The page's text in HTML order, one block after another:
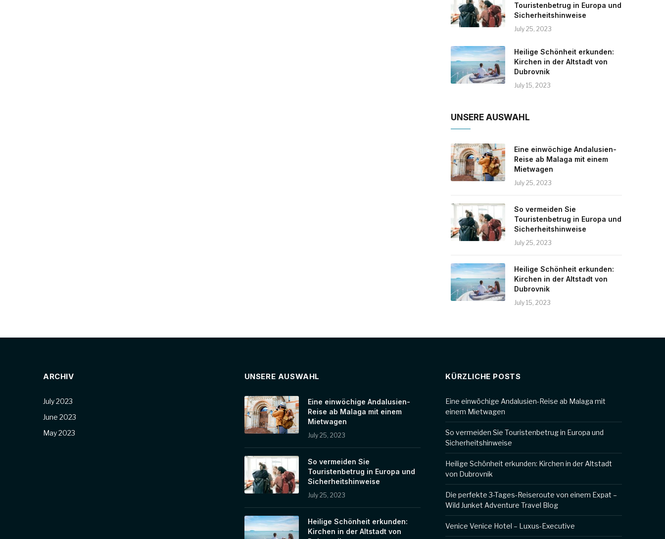
Touristenbetrug in Europa und
Sicherheitshinweise
July 25, 2023
Heilige Schönheit erkunden:
Kirchen in der Altstadt von
Dubrovnik
July 15, 2023
UNSERE AUSWAHL
Eine einwöchige Andalusien-
Reise ab Malaga mit einem
Mietwagen
July 25, 2023
So vermeiden Sie
Touristenbetrug in Europa und
Sicherheitshinweise
July 25, 2023
Heilige Schönheit erkunden:
Kirchen in der Altstadt von
Dubrovnik
July 15, 2023
ARCHIV
July 2023
June 2023
May 2023
UNSERE AUSWAHL
Eine einwöchige Andalusien-
Reise ab Malaga mit einem
Mietwagen
July 25, 2023
So vermeiden Sie
Touristenbetrug in Europa und
Sicherheitshinweise
July 25, 2023
Heilige Schönheit erkunden:
Kirchen in der Altstadt von
KÜRZLICHE POSTS
Eine einwöchige Andalusien-Reise ab Malaga mit
einem Mietwagen
So vermeiden Sie Touristenbetrug in Europa und
Sicherheitshinweise
Heilige Schönheit erkunden: Kirchen in der Altstadt
von Dubrovnik
Die perfekte 3-Tages-Reiseroute von einem Expat –
Wild Junket Adventure Travel Blog
Venice Venice Hotel – Luxus-Executive